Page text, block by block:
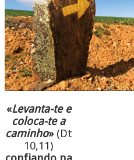
«Levanta-te e
coloca-te a
caminho»(Dt
10,11)